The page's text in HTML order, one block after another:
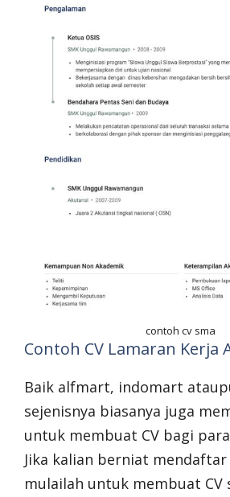
contoh cv sma
Contoh CV Lamaran Kerja
Baik alfmart, indomart
sejenisnya biasanya juga
untuk membuat CV bagi
Jika kalian berniat
mulailah untuk membuat